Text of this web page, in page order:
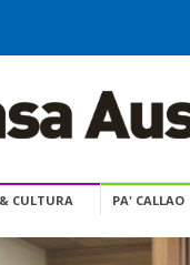
CULTURA PA' CALLAO